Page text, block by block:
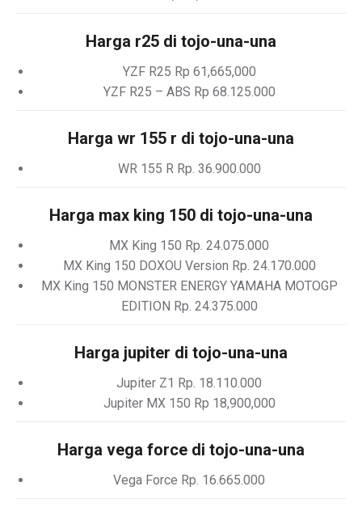
Harga r25 di tojo-una-una
YZF R25 Rp 61,665,000
YZF R25 – ABS Rp 68.125.000
Harga wr 155 r di tojo-una-una
WR 155 R Rp. 36.900.000
Harga max king 150 di tojo-una-una
MX King 150 Rp. 24.075.000
MX King 150 DOXOU Version Rp. 24.170.000
MX King 150 MONSTER ENERGY YAMAHA MOTOGP
EDITION Rp. 24.375.000
Harga jupiter di tojo-una-una
Jupiter Z1 Rp. 18.110.000
Jupiter MX 150 Rp 18,900,000
Harga vega force di tojo-una-una
Vega Force Rp. 16.665.000